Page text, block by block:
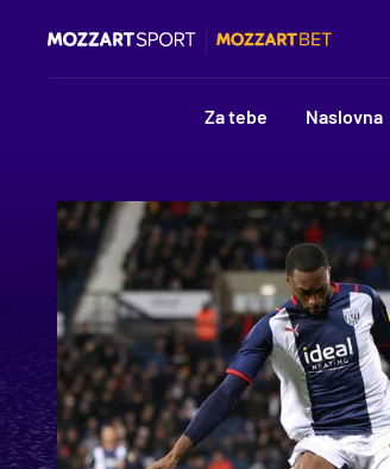
Za tebe Naslovna